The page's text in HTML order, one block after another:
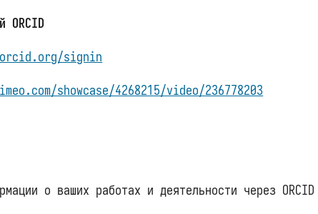
ORCID
signin
showcase/4268215/video/236778203
о ваших работах и деятельности через